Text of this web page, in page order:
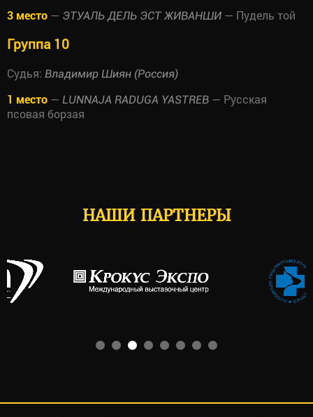
3 место — ЭТУАЛЬ ДЕЛЬ ЭСТ ЖИВАНШИ — Пудель той
Группа 10
Судья: Владимир Шиян (Россия)
1 место — LUNNAJA RADUGA YASTREB — Русская
псовая борзая
НАШИ ПАРТНЕРЫ